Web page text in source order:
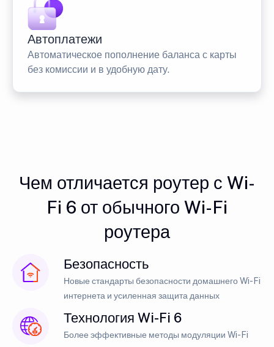
Автоплатежи
Автоматическое пополнение баланса с карты
без комиссии и в удобную дату.
Чем отличается роутер с Wi-
Fi 6 от обычного Wi-Fi
роутера
Безопасность
Новые стандарты безопасности домашнего Wi-Fi
интернета и усиленная защита данных
Технология Wi-Fi 6
Более эффективные методы модуляции Wi-Fi